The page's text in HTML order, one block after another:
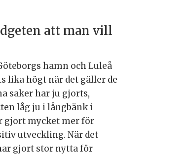
att man vill
hamn och Luleå
lika högt när det gäller de
saker har ju gjorts,
låg ju i långbänk i
gjort mycket mer för
utveckling. När det
gjort stor nytta för